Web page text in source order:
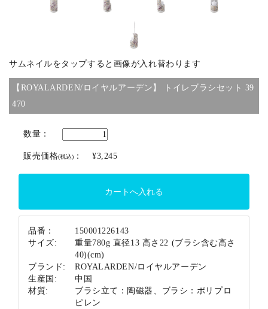
素材
ブランド
サムネイルをタップすると画像が入れ替わります
【ROYALARDEN/ロイヤルアーデン】 トイレブラシセット 39
470
数量：
販売価格(税込) ： ¥3,245
品番：
150001226143
サイズ:
重量780g 直径13 高さ22 (ブラシ含む高さ
40)(cm)
ブランド:
ROYALARDEN/ロイヤルアーデン
生産国:
中国
材質:
ブラシ立て：陶磁器、ブラシ：ポリプロ
ピレン